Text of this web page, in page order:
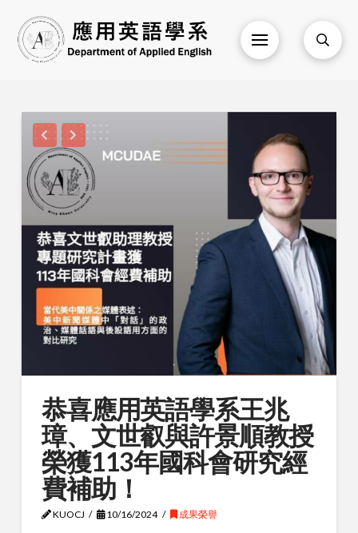
恭喜應用英語學系王兆
璋、文世叡與許景順教授
榮獲113年國科會研究經
費補助！
KUOCJ 10/16/2024 成果榮譽